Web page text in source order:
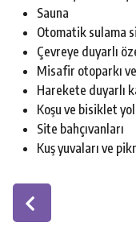
Sauna
Otomatik sulama
Çevreye duyarlı
Misafir otoparkı
Harekete duyarlı
Koşu ve bisiklet
Site bahçıvanları
Kuş yuvaları ve
P
o